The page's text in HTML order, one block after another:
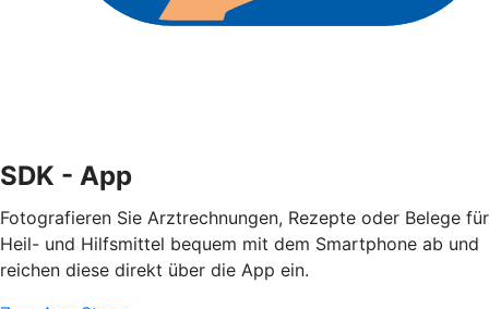
SDK - App
Fotografieren Sie Arztrechnungen, Rezepte oder Belege für
Heil- und Hilfsmittel bequem mit dem Smartphone ab und
reichen diese direkt über die App ein.